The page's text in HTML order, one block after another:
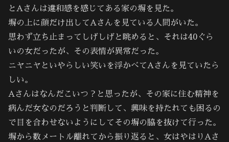
とAさんは違和感を感じてある家の塀を見た。
塀の上に顔だけ出してAさんを見ている人間がいた。
思わず立ち止まってしげしげと眺めると、それは40ぐら
いの女だったが、その表情が異常だった。
ニヤニヤといやらしい笑いを浮かべてAさんを見ていたら
しい。
Aさんはなんだこいつ？と思ったが、その家に住む精神を
病んだ女なのだろうと判断して、興味を持たれても困るの
で目を合わせないようにしてその塀の脇を抜けて行った。
塀から数メートル離れてから振り返ると、女はやはりAさ